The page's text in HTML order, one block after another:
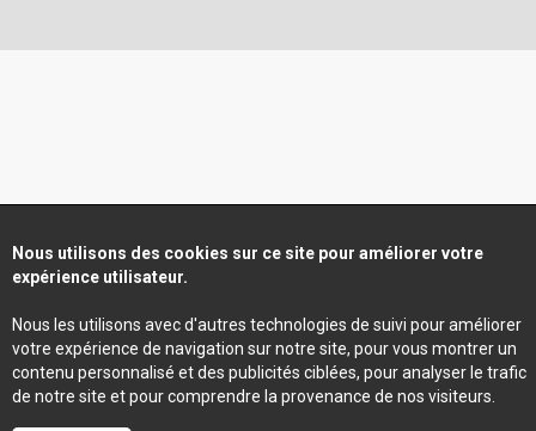
Nous utilisons des cookies sur ce site pour améliorer votre
expérience utilisateur.
Nous les utilisons avec d'autres technologies de suivi pour améliorer
votre expérience de navigation sur notre site, pour vous montrer un
contenu personnalisé et des publicités ciblées, pour analyser le trafic
de notre site et pour comprendre la provenance de nos visiteurs.